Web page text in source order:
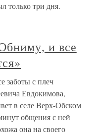
только три дня.
и все
заботы с плеч
Евдокимова,
в селе Верх-Обском
общения с ней
она на своего